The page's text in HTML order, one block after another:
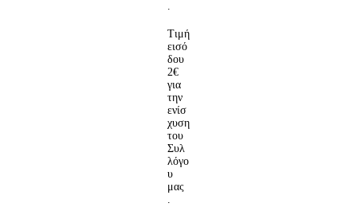
Τιμή
εισό
δου
2€
για
την
ενίσ
χυση
του
Συλ
λόγο
υ
μας
.